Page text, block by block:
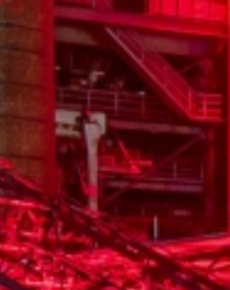
Hochofengruppe in Rot
Copyright: